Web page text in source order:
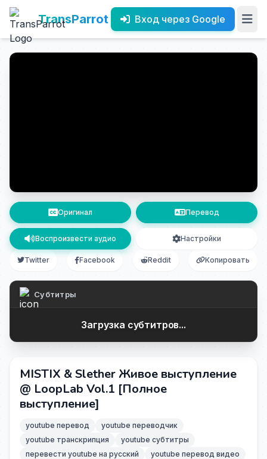
TransParrot Вход через Google
Оригинал Перевод
Воспроизвести аудио Настройки
Twitter Facebook Reddit Копировать
Субтитры
Загрузка субтитров...
MISTIX & Slether Живое выступление
@ LoopLab Vol.1 [Полное
выступление]
youtube перевод
youtube переводчик
youtube транскрипция
youtube субтитры
перевести youtube на русский
youtube перевод видео